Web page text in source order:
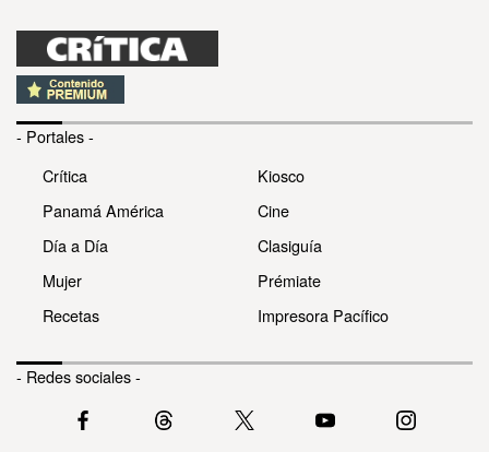
- Portales -
Crítica
Panamá América
Día a Día
Mujer
Recetas
Kiosco
Cine
Clasiguía
Prémiate
Impresora Pacífico
- Redes sociales -